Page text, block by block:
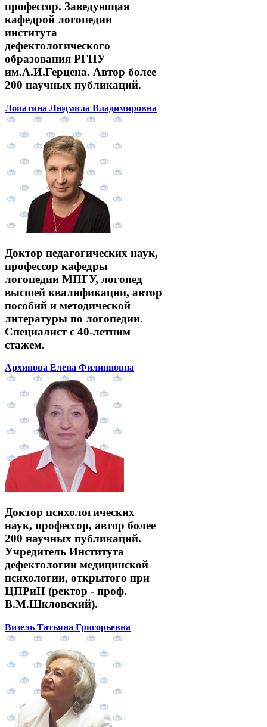
профессор. Заведующая
кафедрой логопедии
института
дефектологического
образования РГПУ
им.А.И.Герцена. Автор более
200 научных публикаций.
Лопатина Людмила Владимировна
Доктор педагогических наук,
профессор кафедры
логопедии МПГУ, логопед
высшей квалификации, автор
пособий и методической
литературы по логопедии.
Специалист с 40-летним
стажем.
Архипова Елена Филипповна
Доктор психологических
наук, профессор, автор более
200 научных публикаций.
Учредитель Института
дефектологии медицинской
психологии, открытого при
ЦПРиН (ректор - проф.
В.М.Шкловский).
Визель Татьяна Григорьевна